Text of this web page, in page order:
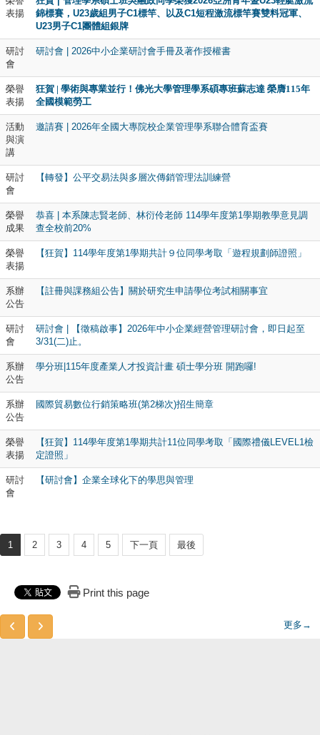
表揚
錦標賽，U23歲組男子C1標竿、以及C1短程激流標竿賽雙料冠軍、
U23男子C1團體組銀牌
研討
會
研討會 | 2026中小企業研討會手冊及著作授權書
榮譽
表揚
狂賀 | 學術與專業並行！佛光大學管理學系碩專班蘇志達 榮膺115年
全國模範勞工
活動
與演
講
邀請賽 | 2026年全國大專院校企業管理學系聯合體育盃賽
研討
會
【轉發】公平交易法與多層次傳銷管理法訓練營
榮譽
成果
恭喜 | 本系陳志賢老師、林衍伶老師 114學年度第1學期教學意見調
查全校前20%
榮譽
表揚
【狂賀】114學年度第1學期共計９位同學考取「遊程規劃師證照」
系辦
公告
【註冊與課務組公告】關於研究生申請學位考試相關事宜
研討
會
研討會 | 【徵稿啟事】2026年中小企業經營管理研討會，即日起至
3/31(二)止。
系辦
公告
學分班|115年度產業人才投資計畫 碩士學分班 開跑囉!
系辦
公告
國際貿易數位行銷策略班(第2梯次)招生簡章
榮譽
表揚
【狂賀】114學年度第1學期共計11位同學考取「國際禮儀LEVEL1檢
定證照」
研討
會
【研討會】企業全球化下的學思與管理
1 2 3 4 5 下一頁 最後
Print this page
更多→